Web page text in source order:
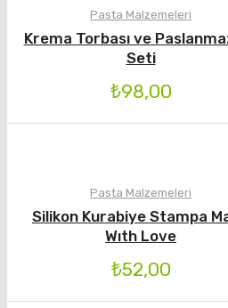
Pasta Malzemeleri
Krema Torbası ve
Seti
₺98,00
Pasta Malzemeleri
Silikon Kurabiye Stampa
Wıth Love
₺52,00